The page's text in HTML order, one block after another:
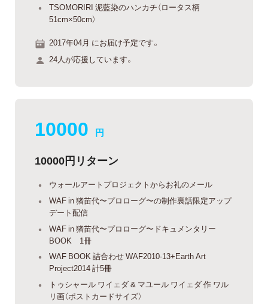
TSOMORIRI 泥藍染のハンカチ（ロータス柄
51cm×50cm）
2017年04月 にお届け予定です。
24人が応援しています。
10000 円
10000円リターン
ウォールアートプロジェクトからお礼のメール
WAF in 猪苗代〜プロローグ〜の制作裏話限定アップ
デート配信
WAF in 猪苗代〜プロローグ〜ドキュメンタリー
BOOK 1冊
WAF BOOK 詰合わせ WAF2010-13+Earth Art
Project2014 計5冊
トゥシャール ワイェダ & マユール ワイェダ 作 ワル
リ画（ポストカードサイズ）